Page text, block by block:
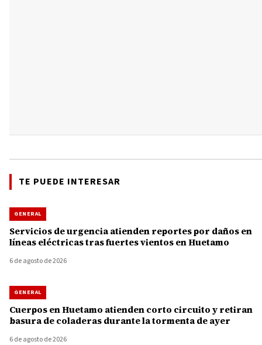
TE PUEDE INTERESAR
GENERAL
Servicios de urgencia atienden reportes por daños en
líneas eléctricas tras fuertes vientos en Huetamo
6 de agosto de 2026
GENERAL
Cuerpos en Huetamo atienden corto circuito y retiran
basura de coladeras durante la tormenta de ayer
6 de agosto de 2026